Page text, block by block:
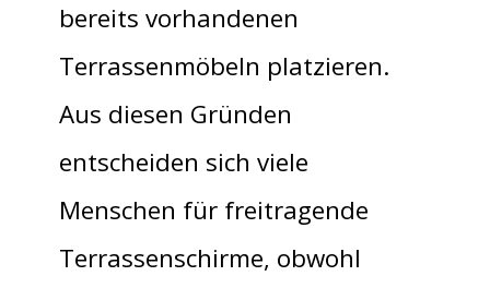
bereits vorhandenen
Terrassenmöbeln platzieren.
Aus diesen Gründen
entscheiden sich viele
Menschen für freitragende
Terrassenschirme, obwohl